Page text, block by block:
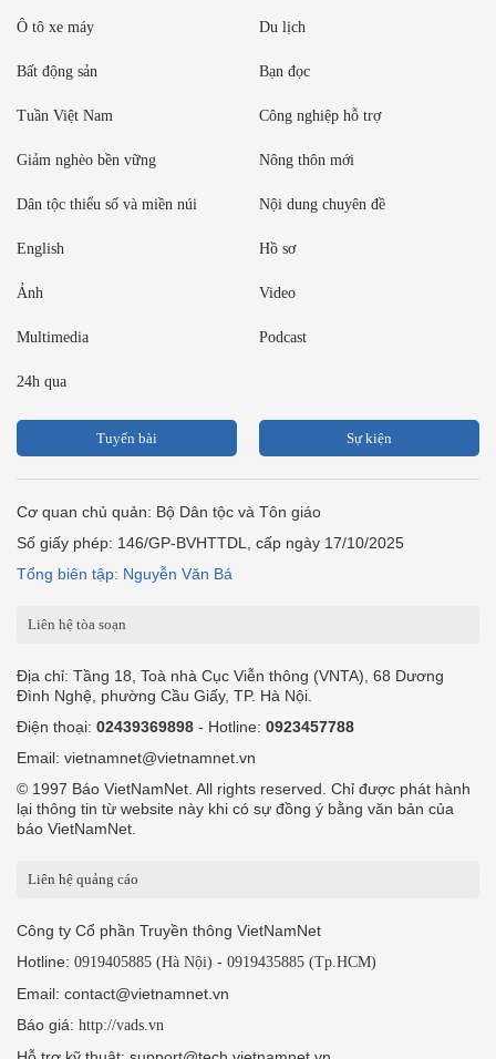
Ô tô xe máy Du lịch
Bất động sản Bạn đọc
Tuần Việt Nam Công nghiệp hỗ trợ
Giảm nghèo bền vững Nông thôn mới
Dân tộc thiểu số và miền núi Nội dung chuyên đề
English Hồ sơ
Ảnh Video
Multimedia Podcast
24h qua
Tuyến bài Sự kiện
Cơ quan chủ quản: Bộ Dân tộc và Tôn giáo
Số giấy phép: 146/GP-BVHTTDL, cấp ngày 17/10/2025
Tổng biên tập: Nguyễn Văn Bá
Liên hệ tòa soạn
Địa chỉ: Tầng 18, Toà nhà Cục Viễn thông (VNTA), 68 Dương
Đình Nghệ, phường Cầu Giấy, TP. Hà Nội.
Điện thoại: 02439369898 - Hotline: 0923457788
Email: vietnamnet@vietnamnet.vn
© 1997 Báo VietNamNet. All rights reserved. Chỉ được phát hành
lại thông tin từ website này khi có sự đồng ý bằng văn bản của
báo VietNamNet.
Liên hệ quảng cáo
Công ty Cổ phần Truyền thông VietNamNet
Hotline: 0919405885 (Hà Nội) - 0919435885 (Tp.HCM)
Email: contact@vietnamnet.vn
Báo giá: http://vads.vn